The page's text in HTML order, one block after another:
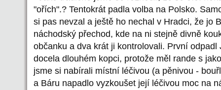
"ořích".? Tentokrát padla volba na Polsko.
si pas nevzal a ještě ho nechal v Hradci, že jo
náchodský přechod, kde na ni stejně divně
občanku a dva krát ji kontrolovali. První odpadl
docela dlouhém kopci, protože měl rande s
jsme si nabírali místní léčivou (a pěnivou -
a Báru napadlo vyzkoušet její léčivou moc na